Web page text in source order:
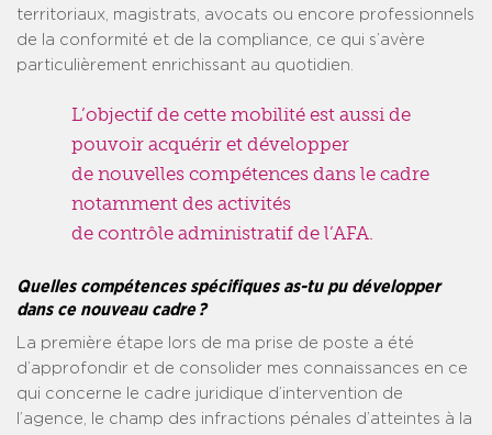
territoriaux, magistrats, avocats ou encore professionnels
de la conformité et de la compliance, ce qui s’avère
particulièrement enrichissant au quotidien.
L’objectif de cette mobilité est aussi de
pouvoir acquérir et développer
de nouvelles compétences dans le cadre
notamment des activités
de contrôle administratif de l’AFA.
Quelles compétences spécifiques as-tu pu développer
dans ce nouveau cadre ?
La première étape lors de ma prise de poste a été
d’approfondir et de consolider mes connaissances en ce
qui concerne le cadre juridique d’intervention de
l’agence, le champ des infractions pénales d’atteintes à la